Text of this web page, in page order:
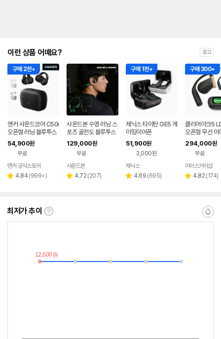
이런 상품 어때요? 광고
구매 2천+
앤커 사운드코어 C50i
오픈형 러닝 블루투스
이어폰 D1101
54,900원
무료
앤커 공식스토어
별 4.84 리
(999+)
사운드본 수영 러닝 스
포츠 골전도 블루투스
오픈형 무선 이어폰 R
S01 런소닉
129,000원
무료
사운드본
별 4.72 리
(207)
구매 1천+
제닉스 타이탄 GE5 게
이밍이어폰
51,900원
3,000원
페이
제닉스
별 4.69 리
(695)
구매 300+
클리어아크5
오픈형 무선 이
294,000원
무료
아이스카이샵
별 4.82 리
(174)
최저가 추이
최
이
란?
알